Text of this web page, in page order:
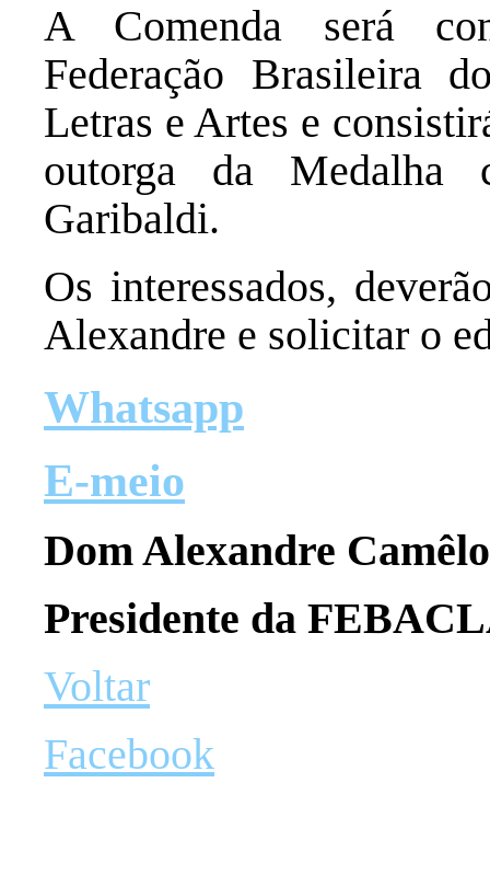
A Comenda será
Federação Brasileira
Letras e Artes e
outorga da
Garibaldi.
Os interessados,
Alexandre e solicitar o
Whatsapp
E-meio
Dom Alexandre
Presidente da
Voltar
Facebook